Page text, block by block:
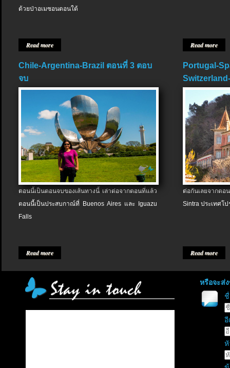
ด้วยป่าอเมซอนตอนใต้
Read more Read more
Chile-Argentina-Brazil ตอนที่ 3 ตอบ
จบ
ตอนนี้เป็นตอนจบของเส้นทางนี้ เล่าต่อจากตอนที่แล้ว
ตอนนี้เป็นประสบกาณ์ที่ Buenos Aires และ Iguazu
Falls
Read more
Portugal-
ต่อกันเลยจากต
Sintra ประเทศโป
Read more
หรือจะส่
อี
หั